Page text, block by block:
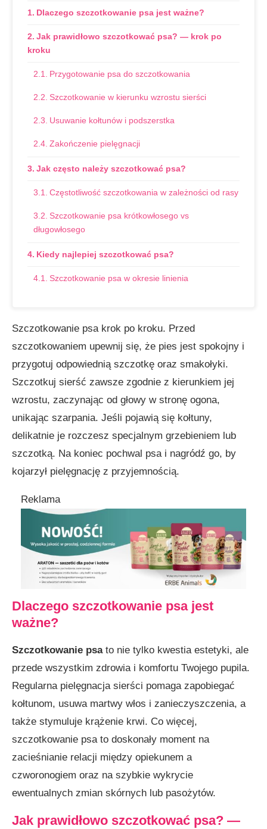
Dlaczego szczotkowanie psa jest ważne?
Jak prawidłowo szczotkować psa? — krok po
kroku
Przygotowanie psa do szczotkowania
Szczotkowanie w kierunku wzrostu sierści
Usuwanie kołtunów i podszerstka
Zakończenie pielęgnacji
Jak często należy szczotkować psa?
Częstotliwość szczotkowania w zależności od rasy
Szczotkowanie psa krótkowłosego vs
długowłosego
Kiedy najlepiej szczotkować psa?
Szczotkowanie psa w okresie linienia
Najlepsze pory dnia na szczotkowanie psa
Rodzaje szczotek do szczotkowania psa
Szczotka do rozczesywania i usuwania kołtunów
Grzebień do wyczesywania podszerstka
Rękawica do pielęgnacji sierści
Korzyści ze szczotkowania psa dla zdrowia i
Redukcja linienia i zmniejszenie ilości sierści w
Poprawa krążenia krwi i stanu skóry psa
Budowanie więzi między właścicielem a psem
psa
Zbyt mocne szczotkowanie
Pomijanie miejsc trudno dostępnych
Niewłaściwy wybór szczotki
Podsumowanie: Kluczowe zasady szczotkowania
FAQ — Najczęściej zadawane pytania
Jak często powinno się szczotkować psa
długowłosego?
Czy szczotkowanie psa pomaga zmniejszyć
Szczotkowanie psa krok po kroku. Przed
szczotkowaniem upewnij się, że pies jest spokojny i
przygotuj odpowiednią szczotkę oraz smakołyki.
Szczotkuj sierść zawsze zgodnie z kierunkiem jej
wzrostu, zaczynając od głowy w stronę ogona,
unikając szarpania. Jeśli pojawią się kołtuny,
delikatnie je rozczesz specjalnym grzebieniem lub
szczotką. Na koniec pochwal psa i nagródź go, by
kojarzył pielęgnację z przyjemnością.
Reklama
Dlaczego szczotkowanie psa jest
ważne?
Szczotkowanie psato nie tylko kwestia estetyki, ale
przede wszystkim zdrowia i komfortu Twojego pupila.
Regularna pielęgnacja sierści pomaga zapobiegać
kołtunom, usuwa martwy włos i zanieczyszczenia, a
także stymuluje krążenie krwi. Co więcej,
szczotkowanie psa to doskonały moment na
zacieśnianie relacji między opiekunem a
czworonogiem oraz na szybkie wykrycie
ewentualnych zmian skórnych lub pasożytów.
Jak prawidłowo szczotkować psa? —